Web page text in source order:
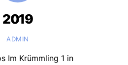
2019
ADMIN
Im Krümmling 1 in